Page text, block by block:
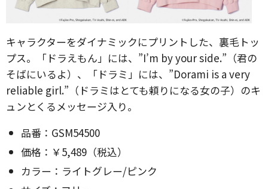
キャラクターをダイナミックにプリントした、裏毛トッ
プス。「ドラえもん」には、”I’m by your side.”（君の
そばにいるよ）、「ドラミ」には、”Dorami is a very
reliable girl.”（ドラミはとても頼りになる女の子）のキ
ュンとくるメッセージ入り。
品番：GSM54500
価格：￥5,489（税込）
カラー：ライトグレー/ピンク